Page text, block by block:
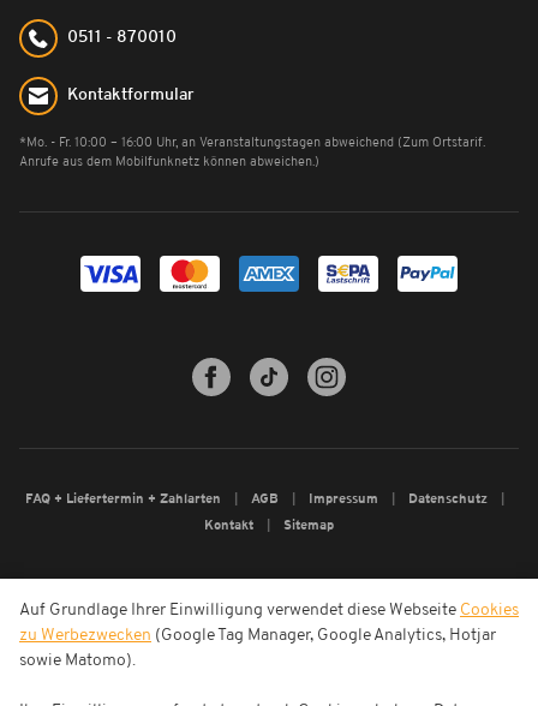
0511 - 870010
Kontaktformular
*Mo. - Fr. 10:00 – 16:00 Uhr, an Veranstaltungstagen abweichend (Zum Ortstarif.
Anrufe aus dem Mobilfunknetz können abweichen.)
FAQ + Liefertermin + Zahlarten AGB Impressum
Datenschutz
Kontakt
Sitemap
Auf Grundlage Ihrer Einwilligung verwendet diese Webseite Cookies
zu Werbezwecken (Google Tag Manager, Google Analytics, Hotjar
sowie Matomo).